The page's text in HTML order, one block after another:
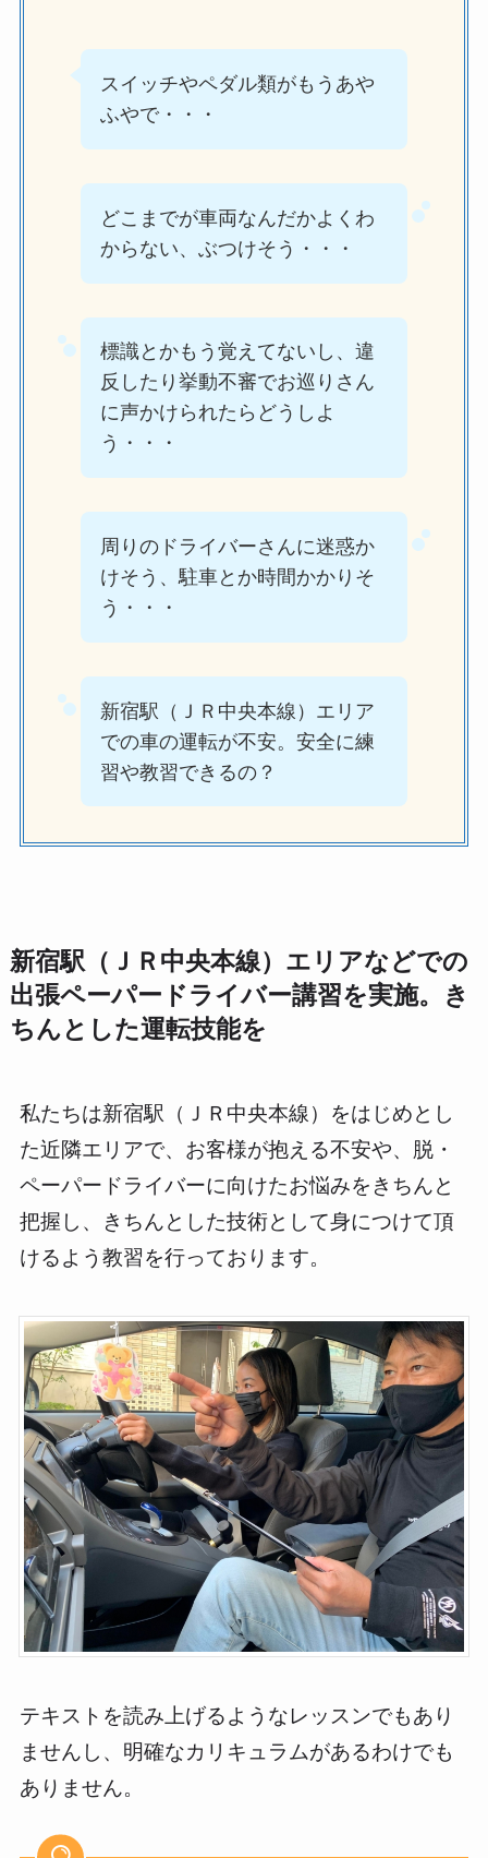
スイッチやペダル類がもうあや
ふやで・・・
どこまでが車両なんだかよくわ
からない、ぶつけそう・・・
標識とかもう覚えてないし、違
反したり挙動不審でお巡りさん
に声かけられたらどうしよ
う・・・
周りのドライバーさんに迷惑か
けそう、駐車とか時間かかりそ
う・・・
新宿駅（ＪＲ中央本線）エリア
での車の運転が不安。安全に練
習や教習できるの？
新宿駅（ＪＲ中央本線）エリアなどでの
出張ペーパードライバー講習を実施。き
ちんとした運転技能を
私たちは新宿駅（ＪＲ中央本線）をはじめとし
た近隣エリアで、お客様が抱える不安や、脱・
ペーパードライバーに向けたお悩みをきちんと
把握し、きちんとした技術として身につけて頂
けるよう教習を行っております。
テキストを読み上げるようなレッスンでもあり
ませんし、明確なカリキュラムがあるわけでも
ありません。